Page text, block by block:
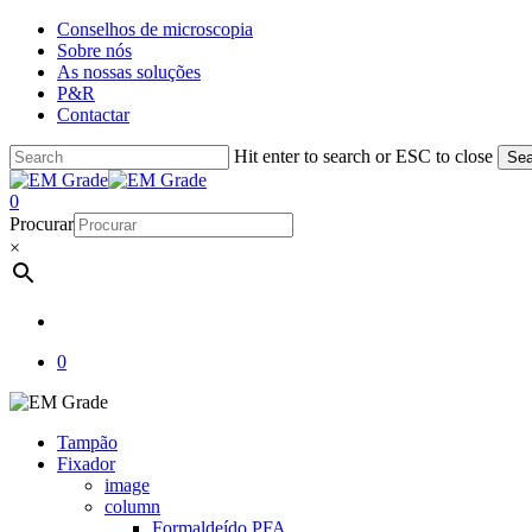
Skip
main
content
Conselhos de microscopia
Sobre nós
As nossas soluções
P&R
Contactar
Hit enter to search or ESC to close
Close
Search
account
0
Menu
Procurar
×
0
Tampão
Fixador
image
column
Formaldeído PFA